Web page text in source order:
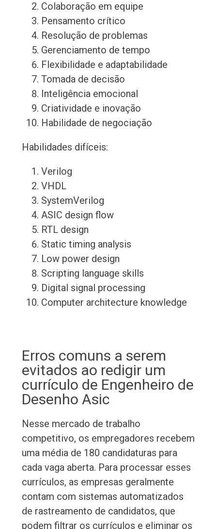
Colaboração em equipe
Pensamento crítico
Resolução de problemas
Gerenciamento de tempo
Flexibilidade e adaptabilidade
Tomada de decisão
Inteligência emocional
Criatividade e inovação
Habilidade de negociação
Habilidades difíceis:
Verilog
VHDL
SystemVerilog
ASIC design flow
RTL design
Static timing analysis
Low power design
Scripting language skills
Digital signal processing
Computer architecture knowledge
Erros comuns a serem
evitados ao redigir um
currículo de Engenheiro de
Desenho Asic
Nesse mercado de trabalho
competitivo, os empregadores recebem
uma média de 180 candidaturas para
cada vaga aberta. Para processar esses
currículos, as empresas geralmente
contam com sistemas automatizados
de rastreamento de candidatos, que
podem filtrar os currículos e eliminar os